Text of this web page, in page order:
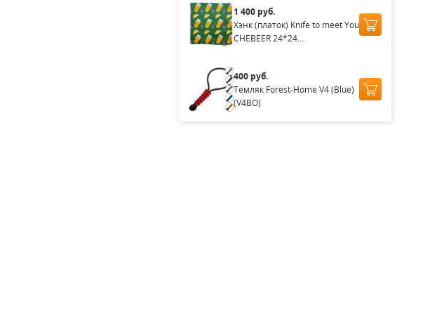
1 400 руб.
Хэнк (платок) Knife to meet You
CHEBEER 24*24...
400 руб.
Темляк Forest-Home V4 (Blue)
(V4BO)